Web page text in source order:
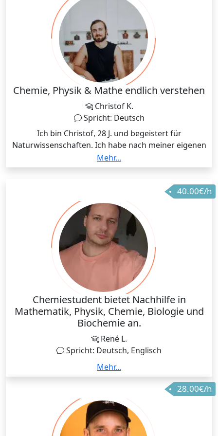
Chemie, Physik & Mathe endlich verstehen
Christof K.
Spricht: Deutsch
Ich bin Christof, 28 J. und begeistert für
Naturwissenschaften. Ich habe nach meiner eigenen
Aus- und Weiterbildung zum Industriemeister Chemie
in der Ausbildung für chemische Berufe gearbeitet.
verstehe ich das bei Ihnen nach einer Stunde, wenn
ich es bei meinem Lehrer nicht in 3 Jahren verstanden
habe?!". - Es sind Reaktionen wie diese, die mich
antreiben jungen Menschen das Lernen zu
erleichtern und Verständnis zu schaffen, wo zuvor
nur ein Fragezeichen war!
Mehr...
40.00€/h
Chemiestudent bietet Nachhilfe in
Mathematik, Physik, Chemie, Biologie und
Biochemie an.
René L.
Spricht: Deutsch, Englisch
Hallo, ich studiere Chemische Biologie und mache
jetzt meinen Bachelorabschluss. Ich habe einen
Notendurschnitt von 1,9. Zuvor habe ich einen
Bachelor als Ingenieur in Lebensmitteltechnologie
mit 1,7 abgeschlossen. Ich biete Nachhilfe
Mathematik (auch höhere Mathematik), Physik,
Mehr...
28.00€/h